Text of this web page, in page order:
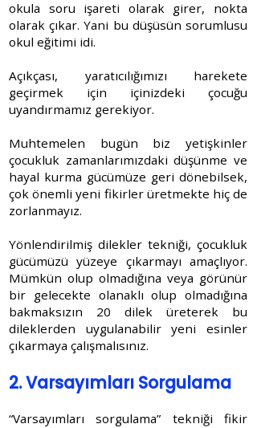
okula soru işareti olarak girer, nokta
olarak çıkar. Yani bu düşüsün sorumlusu
okul eğitimi idi.
Açıkçası, yaratıcılığımızı harekete
geçirmek için içinizdeki çocuğu
uyandırmamız gerekiyor.
Muhtemelen bugün biz yetişkinler
çocukluk zamanlarımızdaki düşünme ve
hayal kurma gücümüze geri dönebilsek,
çok önemli yeni fikirler üretmekte hiç de
zorlanmayız.
Yönlendirilmiş dilekler tekniği, çocukluk
gücümüzü yüzeye çıkarmayı amaçlıyor.
Mümkün olup olmadığına veya görünür
bir gelecekte olanaklı olup olmadığına
bakmaksızın 20 dilek üreterek bu
dileklerden uygulanabilir yeni esinler
çıkarmaya çalışmalısınız.
2. Varsayımları Sorgulama
“Varsayımları sorgulama” tekniği fikir